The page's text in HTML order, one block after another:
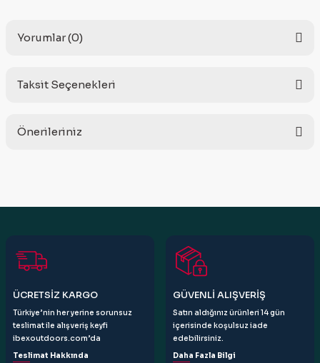
Yorumlar (0)
Taksit Seçenekleri
Önerileriniz
Görüş ve önerileriniz için teşekkür ederiz.
Ürün resmi kalitesiz, bozuk veya görüntülenemiyor.
Ürün açıklamasında eksik bilgiler bulunuyor.
Bu ürüne benzer farklı alternatifler olmalı.
ÜCRETSİZ KARGO
Türkiye’nin her yerine sorunsuz
teslimat ile alışveriş keyfi
ibexoutdoors.com’da
Teslimat Hakkında
GÜVENLİ ALIŞVERİŞ
Satın aldığınız ürünleri 14 gün
içerisinde koşulsuz iade
edebilirsiniz.
Daha Fazla Bilgi